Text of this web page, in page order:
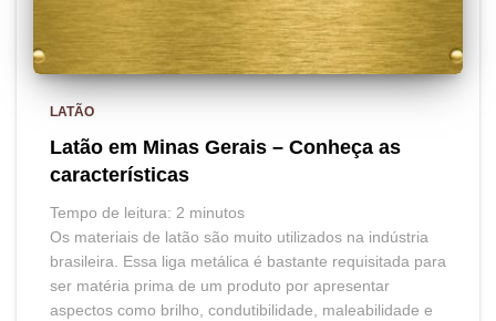
LATÃO
Latão em Minas Gerais – Conheça as
características
Tempo de leitura: 2 minutos
Os materiais de latão são muito utilizados na indústria
brasileira. Essa liga metálica é bastante requisitada para
ser matéria prima de um produto por apresentar
aspectos como brilho, condutibilidade, maleabilidade e